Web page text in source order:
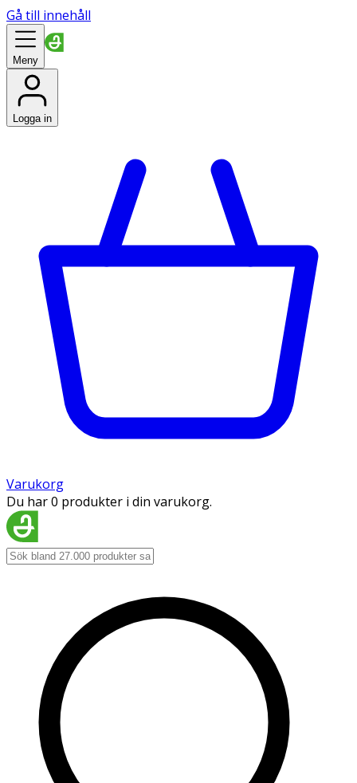
Gå till innehåll
Meny
Logga in
Varukorg
Du har 0 produkter i din varukorg.